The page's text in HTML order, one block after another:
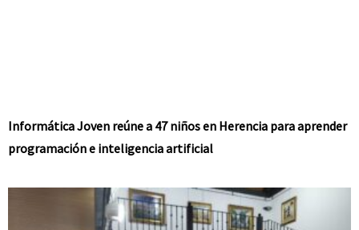
Informática Joven reúne a 47 niños en Herencia para aprender
programación e inteligencia artificial